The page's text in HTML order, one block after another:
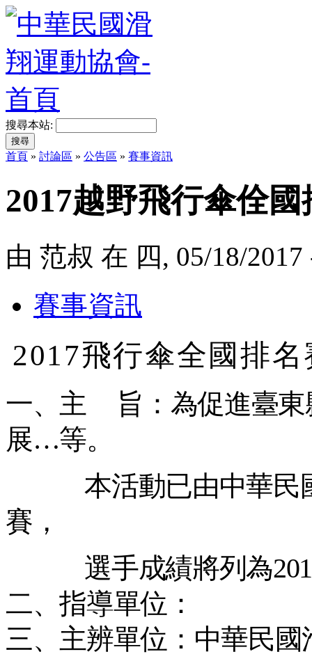
搜尋本站:
首頁 » 討論區 » 公告區 » 賽事資訊
2017越野飛行傘佺
由 范叔 在 四, 05/18/
賽事資訊
2017飛行傘全國排名
一、主
旨：為促進臺
展…等。
本活動已由中華民
賽，
選手成績將列為
二、指導單位：
三、主辨單位：中華民